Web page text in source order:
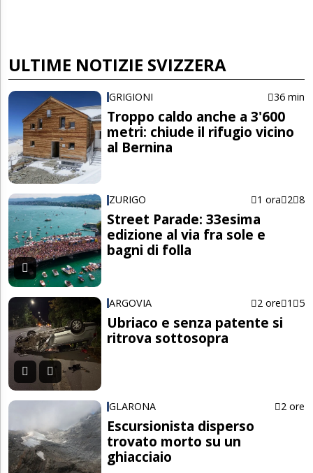
ULTIME NOTIZIE SVIZZERA
GRIGIONI 36 min
Troppo caldo anche a 3'600
metri: chiude il rifugio vicino
al Bernina
ZURIGO 1 ora 2 8
Street Parade: 33esima
edizione al via fra sole e
bagni di folla
ARGOVIA 2 ore 1 5
Ubriaco e senza patente si
ritrova sottosopra
GLARONA 2 ore
Escursionista disperso
trovato morto su un
ghiacciaio